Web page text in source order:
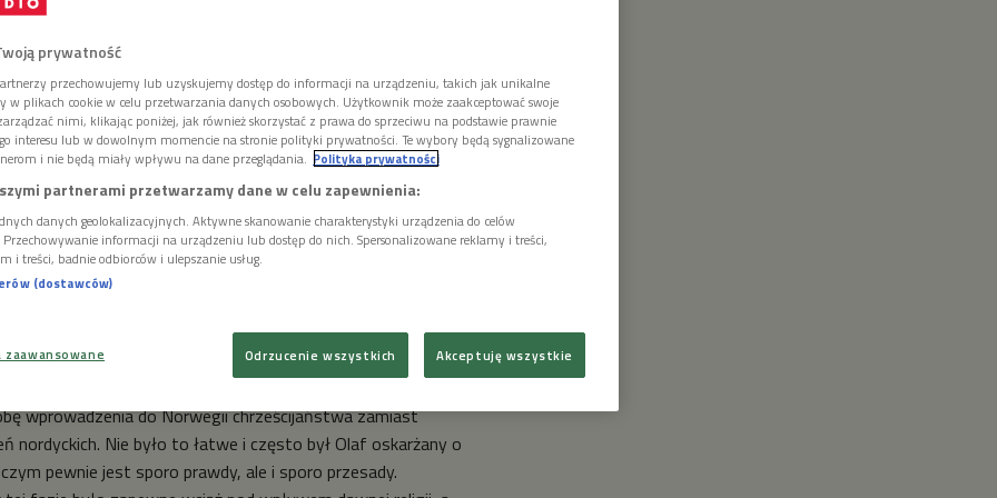
za tego władcę, który „ochrzcił” Norwegię, choć
już w tym kraju znana i wielu mieszkańców było ochrzczonych
który zginął w bitwie morskiej w roku 1000. Jednak
-Świętego Olafa chrześcijaństwo na dobre się
urodził się w roku 995, a zginął w bitwie pod Stikklestad
r.
wyprawę ruszył mając 12 lat, najpierw na Wschód w
do Anglii i Hiszpanii. W roku 1013/14 przezimowal w
w 881r.) u króla Ryszarda II. Tutaj miał okazję
- Ryszard II był chrześcijaninem i Normandia była
Tutaj też, w Rouen, Olaf przyjął chrzest.
z czterema biskupami dążył do zjednoczenia kraju,
król duński i książęta z regionu Lade (ladejarlene). A
wprowadzenia do Norwegii chrześcijaństwa zamiast
nordyckich. Nie było to łatwe i często był Olaf oskarżany o
pewnie jest sporo prawdy, ale i sporo przesady.
prywatność
przechowujemy lub uzyskujemy dostęp do informacji na urządzeniu, takich jak unikalne
w plikach cookie w celu przetwarzania danych osobowych. Użytkownik może zaakceptować swoje
nimi, klikając poniżej, jak również skorzystać z prawa do sprzeciwu na podstawie prawnie
interesu lub w dowolnym momencie na stronie polityki prywatności. Te wybory będą sygnalizowane
i nie będą miały wpływu na dane przeglądania. Polityka prywatności
partnerami przetwarzamy dane w celu zapewnienia:
danych geolokalizacyjnych. Aktywne skanowanie charakterystyki urządzenia do celów
informacji na urządzeniu lub dostęp do nich. Spersonalizowane reklamy i treści,
i treści, badnie odbiorców i ulepszanie usług.
(dostawców)
Odrzucenie wszystkich Akceptuję wszystkie